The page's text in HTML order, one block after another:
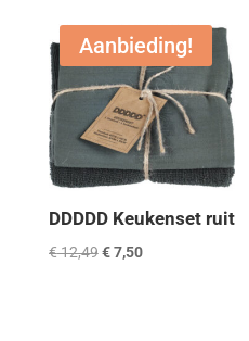
Aanbieding!
DDDDD Keukenset ruit
€12,49 Oorspronkelijke
€7,50Huidige